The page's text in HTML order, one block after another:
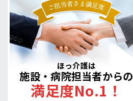
ほっ介護は
施設・病院担当者からの
満足度No.1！